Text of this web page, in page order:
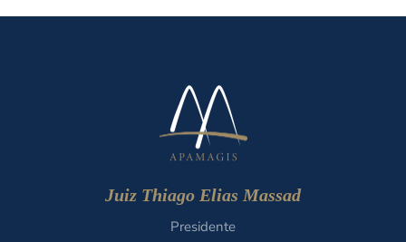
Juiz Thiago Elias Massad
Presidente